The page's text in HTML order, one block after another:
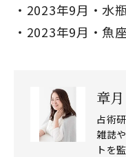
2023年9月・水
2023年9月・魚
章
占術
雑誌
トを